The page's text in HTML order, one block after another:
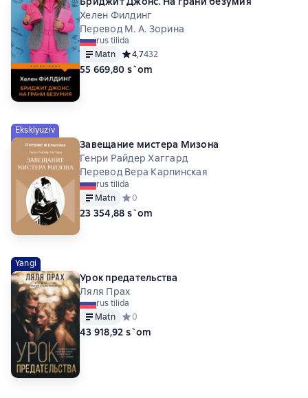
Хелен Филдинг
Перевод М. А. Зорина
rus tilida
Matn
Средний рейтинг 4,7 на основе 432 оценок
4,7432
55 669,80 s`om
Eksklyuziv
Завещание мистера Мизона
Генри Райдер Хаггард
Перевод Вера Карпинская
rus tilida
Matn
Средний рейтинг 0 на основе 0 оценок
0
23 354,88 s`om
Yangi
Урок предательства
Ляля Прах
rus tilida
Matn
Средний рейтинг 0 на основе 0 оценок
0
43 918,92 s`om